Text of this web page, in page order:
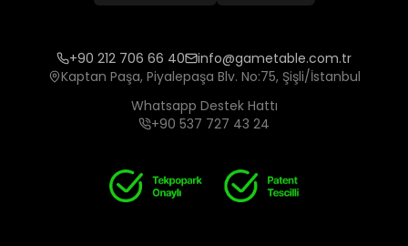
+90 212 706 66 40
info@gametable.com.tr
Kaptan Paşa, Piyalepaşa Blv. No:75, Şişli/İstanbul
Whatsapp Destek Hattı
+90 537 727 43 24